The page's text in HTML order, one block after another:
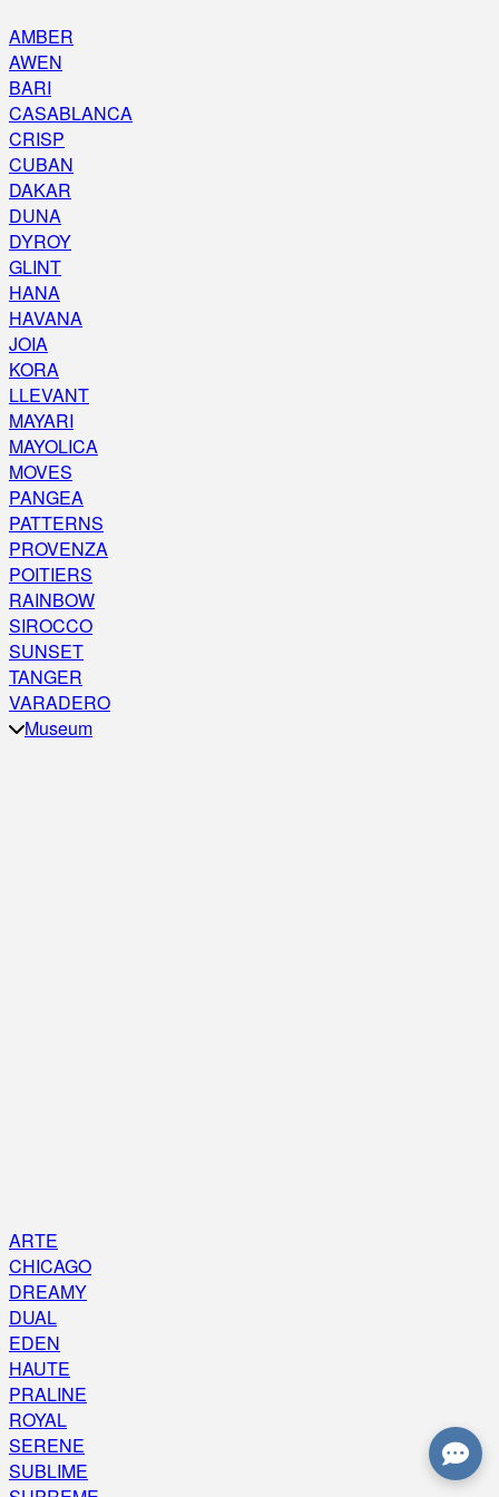
AMBER
AWEN
BARI
CASABLANCA
CRISP
CUBAN
DAKAR
DUNA
DYROY
GLINT
HANA
HAVANA
JOIA
KORA
LLEVANT
MAYARI
MAYOLICA
MOVES
PANGEA
PATTERNS
PROVENZA
POITIERS
RAINBOW
SIROCCO
SUNSET
TANGER
VARADERO
Museum
ARTE
CHICAGO
DREAMY
DUAL
EDEN
HAUTE
PRALINE
ROYAL
SERENE
SUBLIME